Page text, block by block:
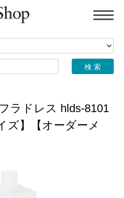
ラドレス hlds-8101
ズ】【オーダーメ